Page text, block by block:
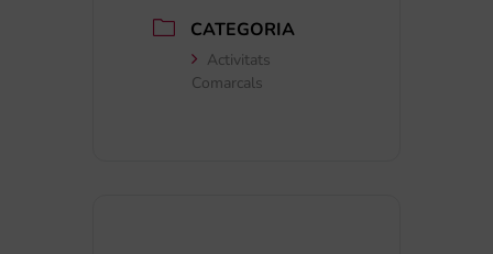
CATEGORIA
Activitats
Comarcals